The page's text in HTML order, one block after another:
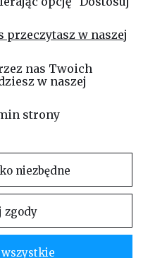
Jawna
44
Rzeszów
e-mail
firma Linea Jakubczyk – Kłeczek Spółka
treści zamieszczonych na stronie bez
strony.
w naszej
nas Twoich
w naszej
strony
niezbędne
zgody